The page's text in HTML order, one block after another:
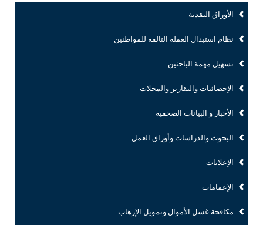
الأوراق النقدية
نظام استبدال العملة التالفة للمواطنين
تسهيل مهمة الباحثين
الإحصائيات والتقارير والمجلات
الأخبار و البيانات الصحفية
البحوث والدراسات وأوراق العمل
الإعلانات
الإعمامات
مكافحة غسل الأموال وتمويل الإرهاب